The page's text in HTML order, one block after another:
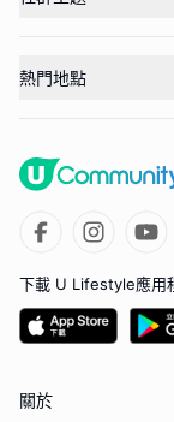
熱門地點
下載 U Lifestyle應用
關於